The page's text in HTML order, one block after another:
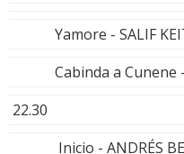
Yamore - SALIF
Cabinda a Cunene
22.30
Inicio - ANDRÉS